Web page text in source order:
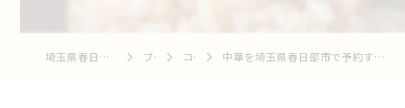
埼玉県春日部の中華なら中華市場 炒 ブログ コラム 中華を埼玉県春日部市で予約する時のポイントと宴会や個室選びの極意を徹底ガイド